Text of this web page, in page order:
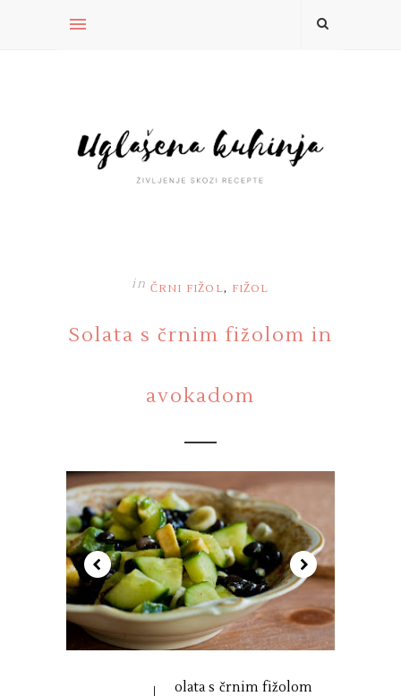
in ČRNI FIŽOL, FIŽOL
Solata s črnim fižolom in
avokadom
olata s črnim fižolom